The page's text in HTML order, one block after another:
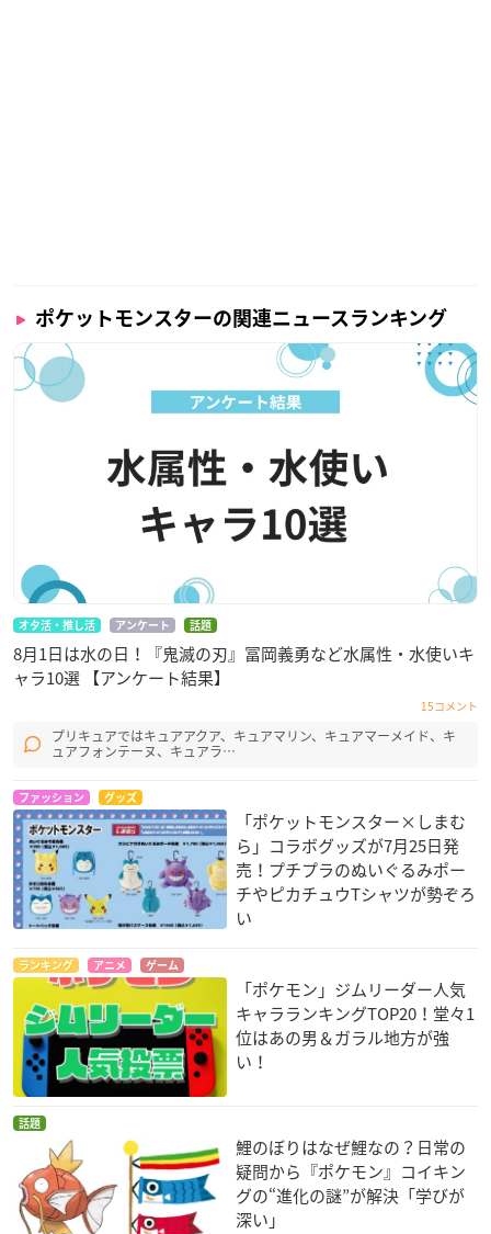
ポケットモンスターの関連ニュースランキング
オタ活・推し活 アンケート 話題
8月1日は水の日！『鬼滅の刃』冨岡義勇など水属性・水使いキ
ャラ10選 【アンケート結果】
15コメント
プリキュアではキュアアクア、キュアマリン、キュアマーメイド、キ
ュアフォンテーヌ、キュアラ…
ファッション グッズ
「ポケットモンスター×しまむ
ら」コラボグッズが7月25日発
売！プチプラのぬいぐるみポー
チやピカチュウTシャツが勢ぞろ
い
ランキング アニメ ゲーム
「ポケモン」ジムリーダー人気
キャラランキングTOP20！堂々1
位はあの男＆ガラル地方が強
い！
話題
鯉のぼりはなぜ鯉なの？日常の
疑問から『ポケモン』コイキン
グの“進化の謎”が解決「学びが
深い」